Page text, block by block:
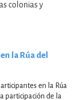
colonias y
la Rúa del
en la Rúa
participación de la